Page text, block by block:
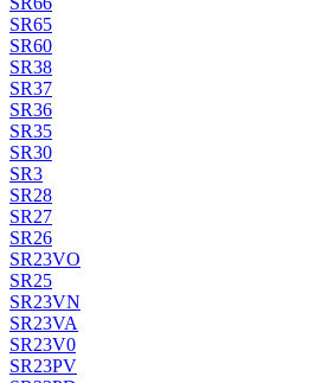
SR65
SR60
SR38
SR37
SR36
SR35
SR30
SR3
SR28
SR27
SR26
SR23VO
SR25
SR23VN
SR23VA
SR23V0
SR23PV